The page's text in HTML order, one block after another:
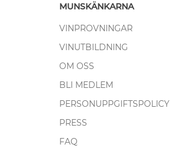
MUNSKÄNKARNA
VINPROVNINGAR
VINUTBILDNING
OM OSS
BLI MEDLEM
PERSONUPPGIFTSPOLICY
PRESS
FAQ